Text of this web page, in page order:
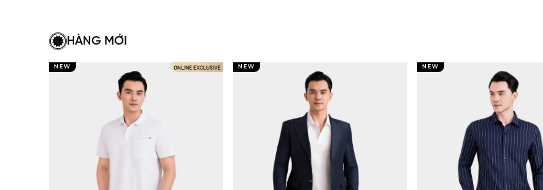
HÀNG MỚI
NEW NEW NEW